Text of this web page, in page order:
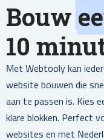
Bouw
10
Met Webtooly kan
website bouwen die
aan te passen is. Kies
klare blokken. Perfect
websites en met